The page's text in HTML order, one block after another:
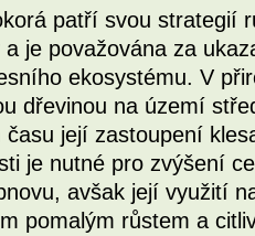
patří svou strategií
a je považována za
ekosystému. V
dřevinou na území
času její zastoupení
je nutné pro zvýšení
avšak její využití
pomalým růstem a